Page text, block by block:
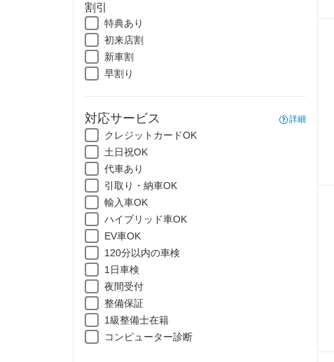
割引
特典あり
初来店割
新車割
早割り
対応サービス 詳細
クレジットカードOK
土日祝OK
代車あり
引取り・納車OK
輸入車OK
ハイブリッド車OK
EV車OK
120分以内の車検
1日車検
夜間受付
整備保証
1級整備士在籍
コンピューター診断